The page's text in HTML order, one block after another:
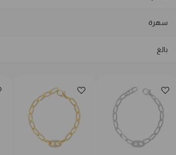
سهرة
بالغ